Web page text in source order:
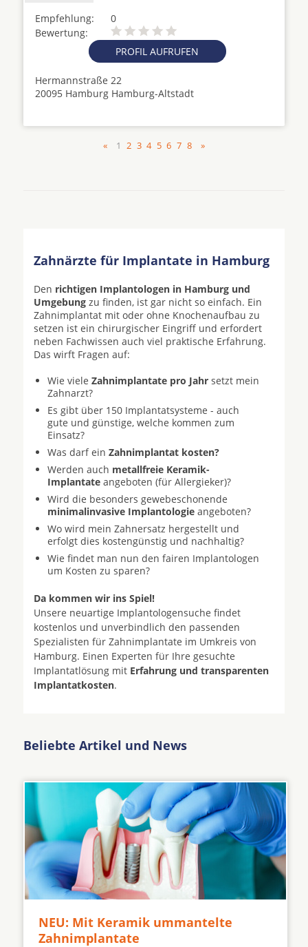
Empfehlung:
0
Bewertung:
PROFIL AUFRUFEN
Hermannstraße 22
20095 Hamburg Hamburg-Altstadt
« 1 2 3 4 5 6 7 8 »
Zahnärzte für Implantate in Hamburg
Den richtigen Implantologen in Hamburg und
Umgebung zu finden, ist gar nicht so einfach. Ein
Zahnimplantat mit oder ohne Knochenaufbau zu
setzen ist ein chirurgischer Eingriff und erfordert
neben Fachwissen auch viel praktische Erfahrung.
Das wirft Fragen auf:
Wie viele Zahnimplantate pro Jahr setzt mein
Zahnarzt?
Es gibt über 150 Implantatsysteme - auch
gute und günstige, welche kommen zum
Einsatz?
Was darf ein Zahnimplantat kosten?
Werden auch metallfreie Keramik-
Implantate angeboten (für Allergieker)?
Wird die besonders gewebeschonende
minimalinvasive Implantologie angeboten?
Wo wird mein Zahnersatz hergestellt und
erfolgt dies kostengünstig und nachhaltig?
Wie findet man nun den fairen Implantologen
um Kosten zu sparen?
Da kommen wir ins Spiel!
Unsere neuartige Implantologensuche findet
kostenlos und unverbindlich den passenden
Spezialisten für Zahnimplantate im Umkreis von
Hamburg. Einen Experten für Ihre gesuchte
Implantatlösung mit Erfahrung und transparenten
Implantatkosten.
Beliebte Artikel und News
NEU: Mit Keramik ummantelte
Zahnimplantate